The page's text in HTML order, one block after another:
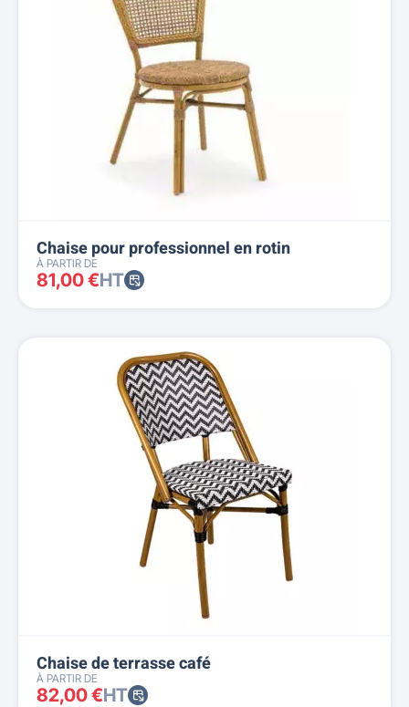
Chaise pour professionnel en rotin
À PARTIR DE
81,00 €HT
Chaise de terrasse café
À PARTIR DE
82,00 €HT